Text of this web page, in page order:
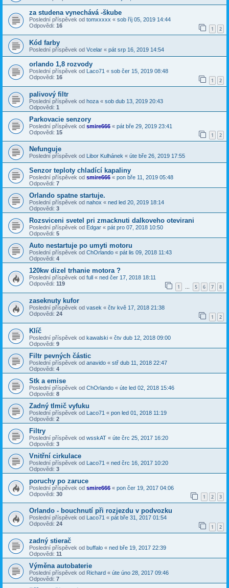
za studena vynechává -škube
Poslední příspěvek od tomxxxxx « sob říj 05, 2019 14:44
Odpovědi: 16 1 2
Kód farby
Poslední příspěvek od Vcelar « pát srp 16, 2019 14:54
orlando 1,8 rozvody
Poslední příspěvek od Laco71 « sob čer 15, 2019 08:48
Odpovědi: 16 1 2
palivový filtr
Poslední příspěvek od hoza « sob dub 13, 2019 20:43
Odpovědi: 1
Parkovacie senzory
Poslední příspěvek od smire666 « pát bře 29, 2019 23:41
Odpovědi: 15 1 2
Nefunguje
Poslední příspěvek od Libor Kulhánek « úte bře 26, 2019 17:55
Senzor teploty chladící kapaliny
Poslední příspěvek od smire666 « pon bře 11, 2019 05:48
Odpovědi: 7
Orlando spatne startuje.
Poslední příspěvek od nahox « ned led 20, 2019 18:14
Odpovědi: 3
Rozsviceni svetel pri zmacknuti dalkoveho otevirani
Poslední příspěvek od Edgar « pát pro 07, 2018 10:50
Odpovědi: 5
Auto nestartuje po umyti motoru
Poslední příspěvek od ChOrlando « pát lis 09, 2018 11:43
Odpovědi: 4
120kw dizel trhanie motora ?
Poslední příspěvek od full « ned čer 17, 2018 18:11
Odpovědi: 119 1 … 5 6 7 8
zaseknuty kufor
Poslední příspěvek od vasek « čtv kvě 17, 2018 21:38
Odpovědi: 24 1 2
Klíč
Poslední příspěvek od kawalski « čtv dub 12, 2018 09:00
Odpovědi: 9
Filtr pevných částic
Poslední příspěvek od anavido « stř dub 11, 2018 22:47
Odpovědi: 4
Stk a emise
Poslední příspěvek od ChOrlando « úte led 02, 2018 15:46
Odpovědi: 8
Zadný tlmič vyfuku
Poslední příspěvek od Laco71 « pon led 01, 2018 11:19
Odpovědi: 2
Filtry
Poslední příspěvek od wsskAT « úte črc 25, 2017 16:20
Odpovědi: 3
Vnitřní cirkulace
Poslední příspěvek od Laco71 « ned črc 16, 2017 10:20
Odpovědi: 3
poruchy po zaruce
Poslední příspěvek od smire666 « pon čer 19, 2017 04:06
Odpovědi: 30 1 2 3
Orlando - bouchnutí při rozjezdu v podvozku
Poslední příspěvek od Laco71 « pát bře 31, 2017 01:54
Odpovědi: 24 1 2
zadný stierač
Poslední příspěvek od buffalo « ned bře 19, 2017 22:39
Odpovědi: 11
Výměna autobaterie
Poslední příspěvek od Richard « úte úno 28, 2017 09:46
Odpovědi: 7